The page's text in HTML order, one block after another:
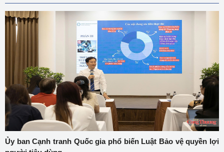
Ủy ban Cạnh tranh Quốc gia phổ biến Luật Bảo vệ quyền lợi